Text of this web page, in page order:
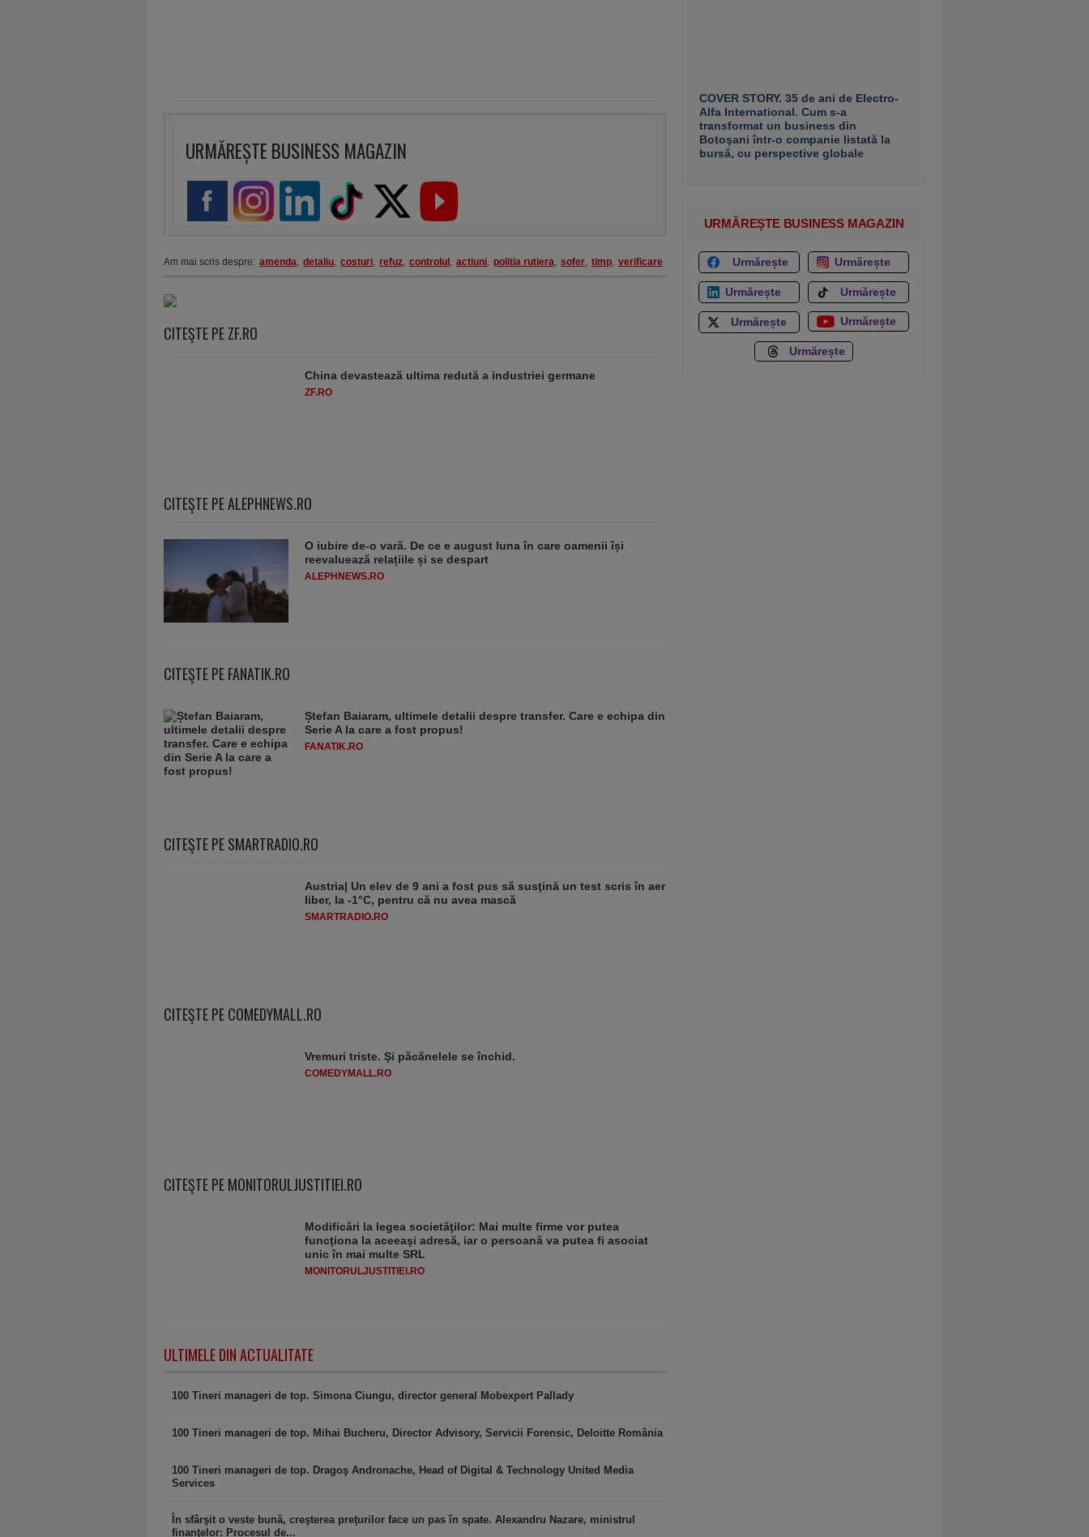
URMĂREȘTE BUSINESS MAGAZIN
Am mai scris despre: amenda, detaliu, costuri, refuz, controlul , actiuni, politia rutiera, sofer, timp, verificare
CITEŞTE PE ZF.RO
China devastează ultima redută a industriei germane
ZF.RO
CITEŞTE PE ALEPHNEWS.RO
O iubire de-o vară. De ce e august luna în care oamenii își
reevaluează relațiile și se despart
ALEPHNEWS.RO
CITEŞTE PE FANATIK.RO
Ștefan Baiaram, ultimele detalii despre transfer. Care e echipa din
Serie A la care a fost propus!
FANATIK.RO
CITEŞTE PE SMARTRADIO.RO
Austria| Un elev de 9 ani a fost pus să susţină un test scris în aer
liber, la -1°C, pentru că nu avea mască
SMARTRADIO.RO
CITEŞTE PE COMEDYMALL.RO
Vremuri triste. Şi păcănelele se închid.
COMEDYMALL.RO
CITEŞTE PE MONITORULJUSTITIEI.RO
Modificări la legea societăţilor: Mai multe firme vor putea
funcţiona la aceeaşi adresă, iar o persoană va putea fi asociat
unic în mai multe SRL
MONITORULJUSTITIEI.RO
ULTIMELE DIN ACTUALITATE
100 Tineri manageri de top. Simona Ciungu, director general Mobexpert Pallady
100 Tineri manageri de top. Mihai Bucheru, Director Advisory, Servicii Forensic, Deloitte România
100 Tineri manageri de top. Dragoş Andronache, Head of Digital & Technology United Media
Services
În sfârşit o veste bună, creşterea preţurilor face un pas în spate. Alexandru Nazare, ministrul
finanţelor: Procesul de...
COVER STORY. 35 de ani de Electro-
Alfa International. Cum s-a
transformat un business din
Botoşani într-o companie listată la
bursă, cu perspective globale
URMĂREȘTE BUSINESS MAGAZIN
Urmărește Urmărește
Urmărește Urmărește
Urmărește Urmărește
Urmărește